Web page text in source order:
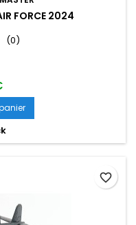
FORCE 2024
(0)
favorite_border